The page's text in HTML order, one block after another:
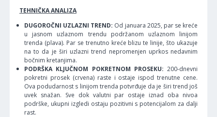
TEHNIČKA ANALIZA
DUGOROČNI UZLAZNI TREND: Od januara 2025, par se kreće
u jasnom uzlaznom trendu podržanom uzlaznom linijom
trenda (plava). Par se trenutno kreće blizu te linije, što ukazuje
na to da je širi uzlazni trend nepromenjen uprkos nedavnim
bočnim kretanjima.
PODRŠKA KLJUČNOM POKRETNOM PROSEKU: 200-dnevni
pokretni prosek (crvena) raste i ostaje ispod trenutne cene.
Ova podudarnost s linijom trenda potvrđuje da je širi trend još
uvek snažan. Sve dok valutni par ostaje iznad oba nivoa
podrške, ukupni izgledi ostaju pozitivni s potencijalom za dalji
rast.